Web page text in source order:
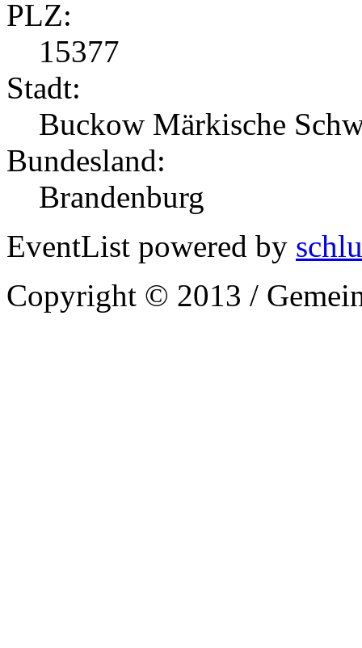
PLZ:
15377
Stadt:
Buckow Märkische
Bundesland:
Brandenburg
EventList powered by
Copyright © 2013 /